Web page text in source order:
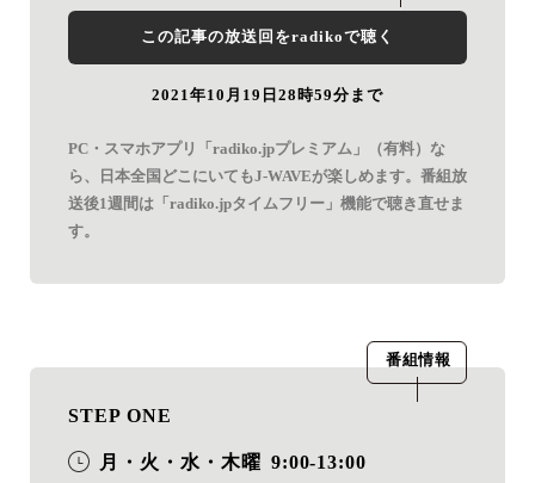
この記事の放送回をradikoで聴く
2021年10月19日28時59分まで
PC・スマホアプリ「radiko.jpプレミアム」（有料）な
ら、日本全国どこにいてもJ-WAVEが楽しめます。番組放
送後1週間は「radiko.jpタイムフリー」機能で聴き直せま
す。
番組情報
STEP ONE
月・火・水・木曜 9:00-13:00